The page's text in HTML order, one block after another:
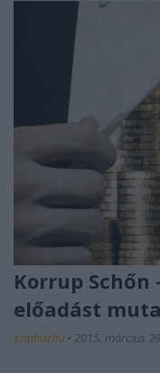
Korrup Schőn
előadást
szinhazhu • 2015. március 29.